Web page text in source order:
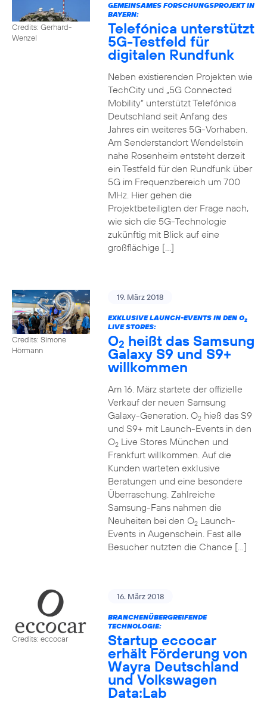
Credits: Gerhard-
Wenzel
GEMEINSAMES FORSCHUNGSPROJEKT IN
BAYERN:
Telefónica unterstützt
5G-Testfeld für
digitalen Rundfunk
Neben existierenden Projekten wie
TechCity und „5G Connected
Mobility“ unterstützt Telefónica
Deutschland seit Anfang des
Jahres ein weiteres 5G-Vorhaben.
Am Senderstandort Wendelstein
nahe Rosenheim entsteht derzeit
ein Testfeld für den Rundfunk über
5G im Frequenzbereich um 700
MHz. Hier gehen die
Projektbeteiligten der Frage nach,
wie sich die 5G-Technologie
zukünftig mit Blick auf eine
großflächige […]
Credits: Simone
Hörmann
19. März 2018
EXKLUSIVE LAUNCH-EVENTS IN DEN O2
LIVE STORES:
O2 heißt das Samsung
Galaxy S9 und S9+
willkommen
Am 16. März startete der offizielle
Verkauf der neuen Samsung
Galaxy-Generation. O2hieß das S9
und S9+ mit Launch-Events in den
O2Live Stores München und
Frankfurt willkommen. Auf die
Kunden warteten exklusive
Beratungen und eine besondere
Überraschung. Zahlreiche
Samsung-Fans nahmen die
Neuheiten bei den O2Launch-
Events in Augenschein. Fast alle
Besucher nutzten die Chance […]
Credits: eccocar
16. März 2018
BRANCHENÜBERGREIFENDE
TECHNOLOGIE:
Startup eccocar
erhält Förderung von
Wayra Deutschland
und Volkswagen
Data:Lab